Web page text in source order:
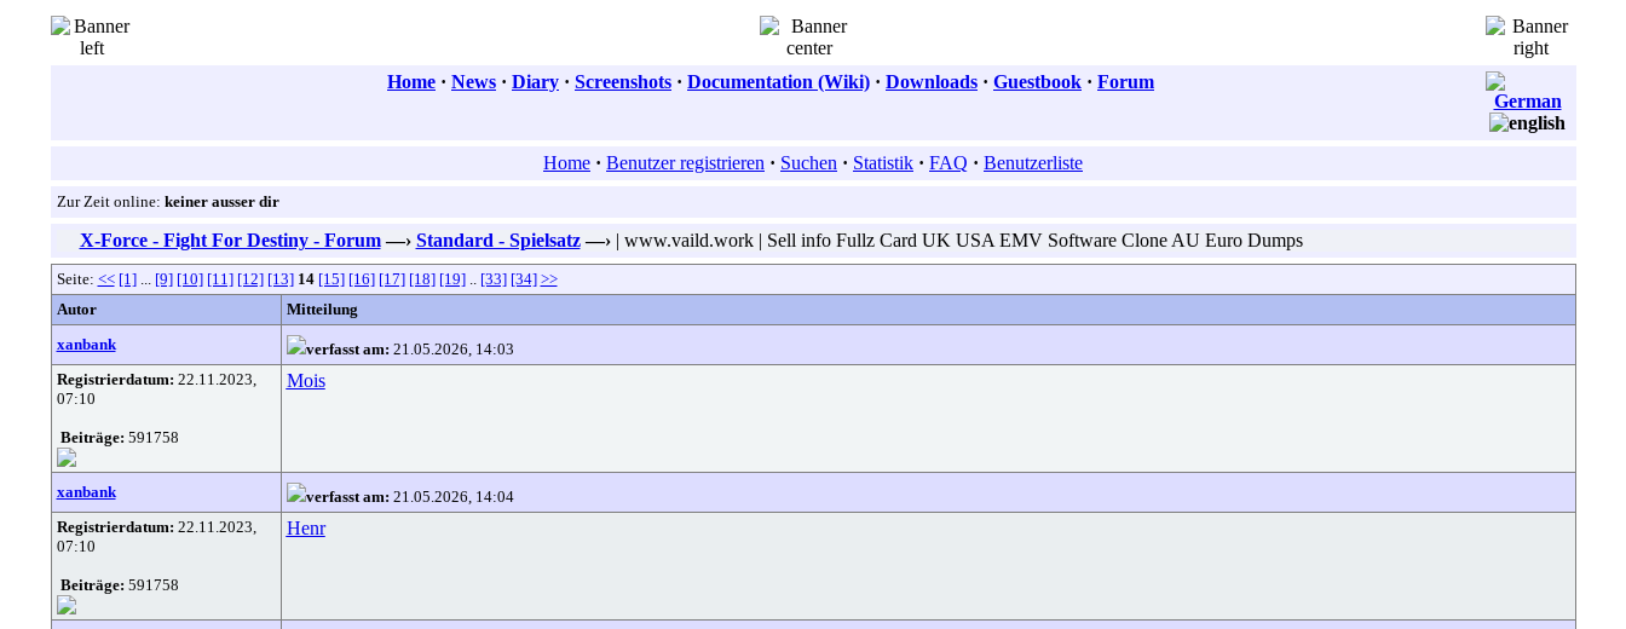
Home · News · Diary · Screenshots · Documentation (Wiki) · Downloads · Guestbook · Forum
Home · Benutzer registrieren · Suchen · Statistik · FAQ · Benutzerliste
Zur Zeit online: keiner ausser dir
X-Force - Fight For Destiny - Forum —› Standard - Spielsatz —›| www.vaild.work | Sell info Fullz Card UK USA EMV Software Clone AU Euro Dumps
Seite: << [1]... [9] [10] [11] [12] [13] 14 [15] [16] [17] [18] [19].. [33] [34] >>
Autor
Mitteilung
xanbank
verfasst am: 21.05.2026, 14:03
Registrierdatum: 22.11.2023,
07:10
Beiträge: 591758
Mois
xanbank verfasst am: 21.05.2026, 14:04
Registrierdatum: 22.11.2023,
07:10
Beiträge: 591758
Henr